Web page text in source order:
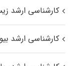
کارشناسی ارشد
کارشناسی ارشد